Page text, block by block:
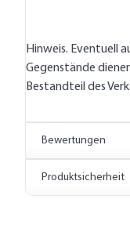
Hinweis. Eventuell
Gegenstände
Bestandteil des
Bewertungen
Produktsicherheit